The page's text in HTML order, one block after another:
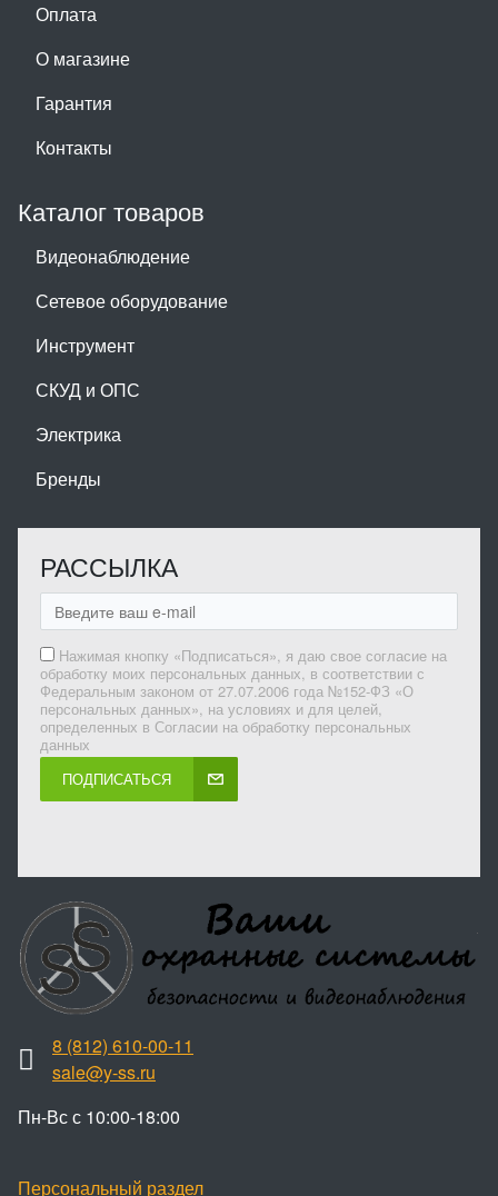
Оплата
О магазине
Гарантия
Контакты
Каталог товаров
Видеонаблюдение
Сетевое оборудование
Инструмент
СКУД и ОПС
Электрика
Бренды
РАССЫЛКА
Нажимая кнопку «Подписаться», я даю свое согласие на
обработку моих персональных данных, в соответствии с
Федеральным законом от 27.07.2006 года №152-ФЗ «О
персональных данных», на условиях и для целей,
определенных в Согласии на обработку персональных
данных
ПОДПИСАТЬСЯ
8 (812) 610-00-11
sale@y-ss.ru
Пн-Вс с 10:00-18:00
Персональный раздел